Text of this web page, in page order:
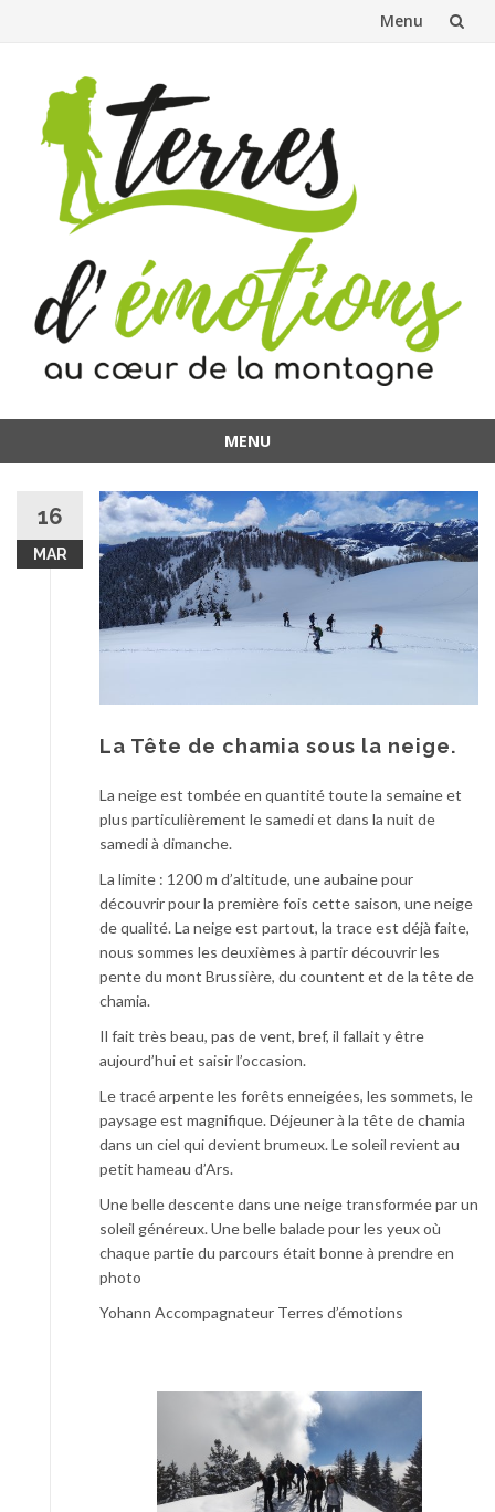
Menu
contenu
MENU
contenu
16
MAR
La Tête de chamia sous la neige.
La neige est tombée en quantité toute la semaine et
plus particulièrement le samedi et dans la nuit de
samedi à dimanche.
La limite : 1200 m d’altitude, une aubaine pour
découvrir pour la première fois cette saison, une neige
de qualité. La neige est partout, la trace est déjà faite,
nous sommes les deuxièmes à partir découvrir les
pente du mont Brussière, du countent et de la tête de
chamia.
Il fait très beau, pas de vent, bref, il fallait y être
aujourd’hui et saisir l’occasion.
Le tracé arpente les forêts enneigées, les sommets, le
paysage est magnifique. Déjeuner à la tête de chamia
dans un ciel qui devient brumeux. Le soleil revient au
petit hameau d’Ars.
Une belle descente dans une neige transformée par un
soleil généreux. Une belle balade pour les yeux où
chaque partie du parcours était bonne à prendre en
photo
Yohann Accompagnateur Terres d’émotions